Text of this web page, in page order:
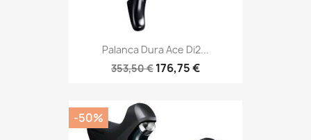
Palanca Dura Ace Di2...
353,50 € 176,75 €
-50%